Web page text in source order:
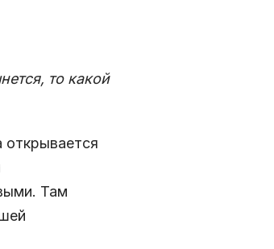
то какой
открывается
Там